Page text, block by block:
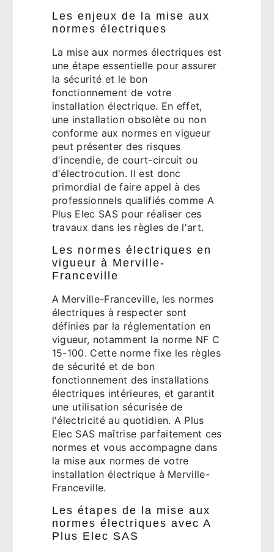
Les enjeux de la mise aux
normes électriques
La mise aux normes électriques est
une étape essentielle pour assurer
la sécurité et le bon
fonctionnement de votre
installation électrique. En effet,
une installation obsolète ou non
conforme aux normes en vigueur
peut présenter des risques
d'incendie, de court-circuit ou
d'électrocution. Il est donc
primordial de faire appel à des
professionnels qualifiés comme A
Plus Elec SAS pour réaliser ces
travaux dans les règles de l'art.
Les normes électriques en
vigueur à Merville-
Franceville
A Merville-Franceville, les normes
électriques à respecter sont
définies par la réglementation en
vigueur, notamment la norme NF C
15-100. Cette norme fixe les règles
de sécurité et de bon
fonctionnement des installations
électriques intérieures, et garantit
une utilisation sécurisée de
l'électricité au quotidien. A Plus
Elec SAS maîtrise parfaitement ces
normes et vous accompagne dans
la mise aux normes de votre
installation électrique à Merville-
Franceville.
Les étapes de la mise aux
normes électriques avec A
Plus Elec SAS